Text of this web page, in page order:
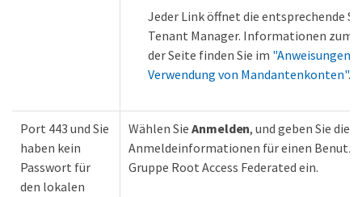
Jeder Link öffnet die entsprechende
Tenant Manager. Informationen zum
der Seite finden Sie im "Anweisungen
Verwendung von Mandantenkonten".
Port 443 und Sie
haben kein
Passwort für
den lokalen
Wählen Sie Anmelden, und geben Sie die
Anmeldeinformationen für einen
Gruppe Root Access Federated ein.